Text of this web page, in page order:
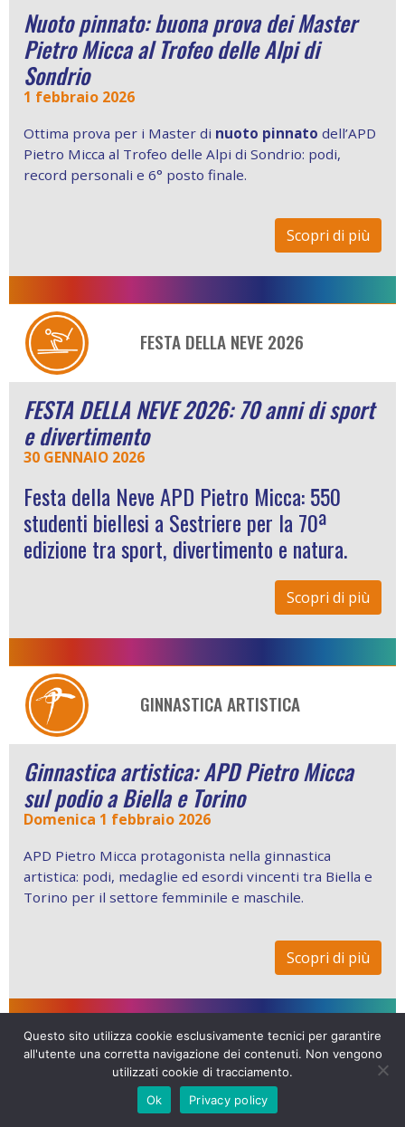
Nuoto pinnato: buona prova dei Master
Pietro Micca al Trofeo delle Alpi di
Sondrio
1 febbraio 2026
Ottima prova per i Master di nuoto pinnato dell’APD
Pietro Micca al Trofeo delle Alpi di Sondrio: podi,
record personali e 6° posto finale.
Scopri di più
FESTA DELLA NEVE 2026
FESTA DELLA NEVE 2026: 70 anni di sport
e divertimento
30 GENNAIO 2026
Festa della Neve APD Pietro Micca: 550
studenti biellesi a Sestriere per la 70ª
edizione tra sport, divertimento e natura.
Scopri di più
GINNASTICA ARTISTICA
Ginnastica artistica: APD Pietro Micca
sul podio a Biella e Torino
Domenica 1 febbraio 2026
APD Pietro Micca protagonista nella ginnastica
artistica: podi, medaglie ed esordi vincenti tra Biella e
Torino per il settore femminile e maschile.
Scopri di più
CORO MONTE MUCRONE
Questo sito utilizza cookie esclusivamente tecnici per garantire
all'utente una corretta navigazione dei contenuti. Non vengono
utilizzati cookie di tracciamento.
Ok
Privacy policy